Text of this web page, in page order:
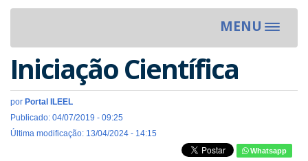
MENU
Toggle
Iniciação Científica
por Portal ILEEL
Publicado: 04/07/2019 - 09:25
Última modificação: 13/04/2024 - 14:15
Whatsapp